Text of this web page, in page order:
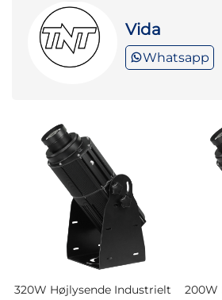
Vida
Whatsapp
320W Højlysende Industrielt
200W